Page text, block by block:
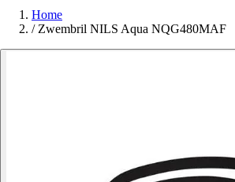
Home
/ Zwembril NILS Aqua NQG480MAF